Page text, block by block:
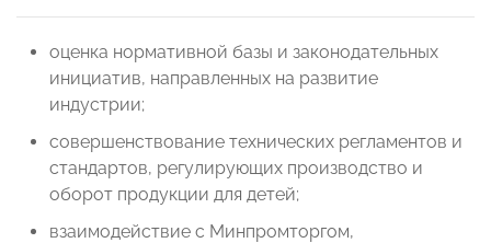
оценка нормативной базы и законодательных
инициатив, направленных на развитие
индустрии;
совершенствование технических регламентов и
стандартов, регулирующих производство и
оборот продукции для детей;
взаимодействие с Минпромторгом,